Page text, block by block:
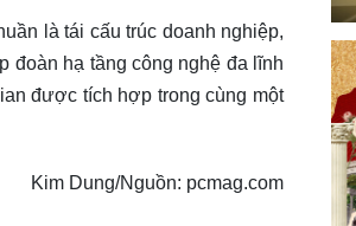
là tái cấu trúc doanh nghiệp,
đoàn hạ tầng công nghệ đa lĩnh
được tích hợp trong cùng một
Kim Dung/Nguồn: pcmag.com